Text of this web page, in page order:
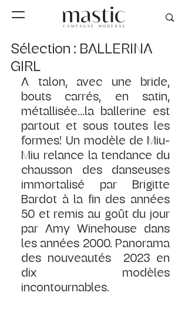
Sélection : BALLERINA
GIRL
A talon, avec une bride,
bouts carrés, en satin,
métallisée...la ballerine est
partout et sous toutes les
formes! Un modèle de Miu-
Miu relance la tendance du
chausson des danseuses
immortalisé par Brigitte
Bardot à la fin des années
50 et remis au goût du jour
par Amy Winehouse dans
les années 2000. Panorama
des nouveautés  2023 en
dix modèles
incontournables.